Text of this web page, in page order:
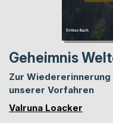
Geheimnis
Zur Wiedererinnerung
unserer Vorfahren
Valruna Loacker